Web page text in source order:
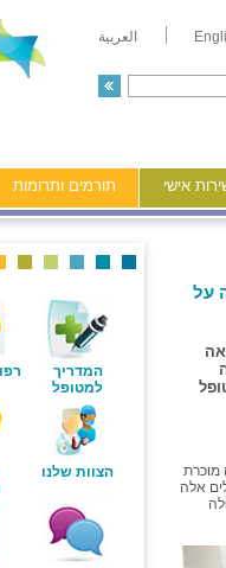
العربية
אישי תורמים ותרומות
על
מוכרת
אלה
המדריך
למטופל
הצוות שלנו